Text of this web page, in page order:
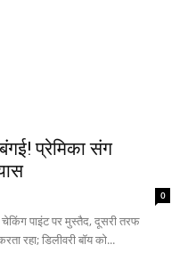
प्रेमिका संग
0
पाइंट पर मुस्तैद, दूसरी तरफ
रहा; डिलीवरी बॉय को...